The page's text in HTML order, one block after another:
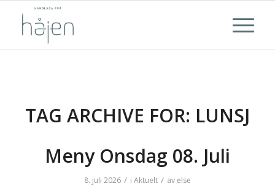
TAG ARCHIVE FOR: LUNSJ
Meny Onsdag 08. Juli
8. juli 2026 / i Aktuelt / av else